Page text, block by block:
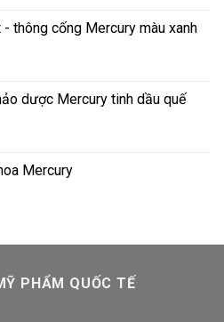
thông cống Mercury màu xanh
dược Mercury tinh dầu quế
Mercury
PHẨM QUỐC TẾ